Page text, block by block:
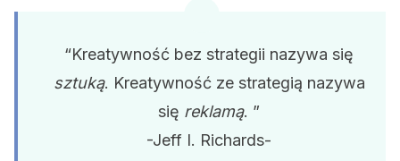
“Kreatywność bez strategii nazywa się
sztuką. Kreatywność ze strategią nazywa
się reklamą. ”
-Jeff I. Richards-